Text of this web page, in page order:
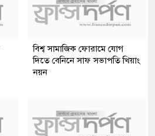
বিশ্ব সামাজিক ফোরামে যোগ
দিতে বেনিনে সাফ সভাপতি খিয়াং
নয়ন